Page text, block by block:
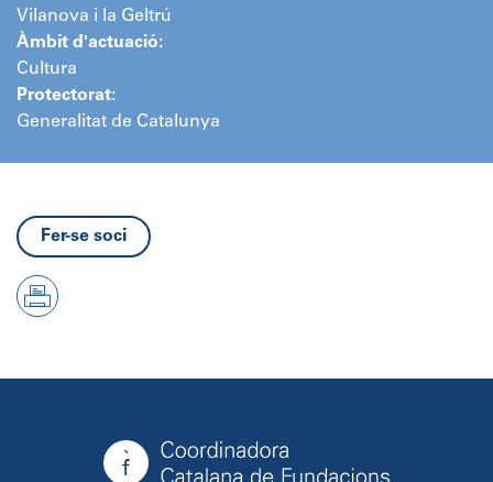
Vilanova i la Geltrú
Àmbit d'actuació:
Cultura
Protectorat:
Generalitat de Catalunya
Fer-se soci